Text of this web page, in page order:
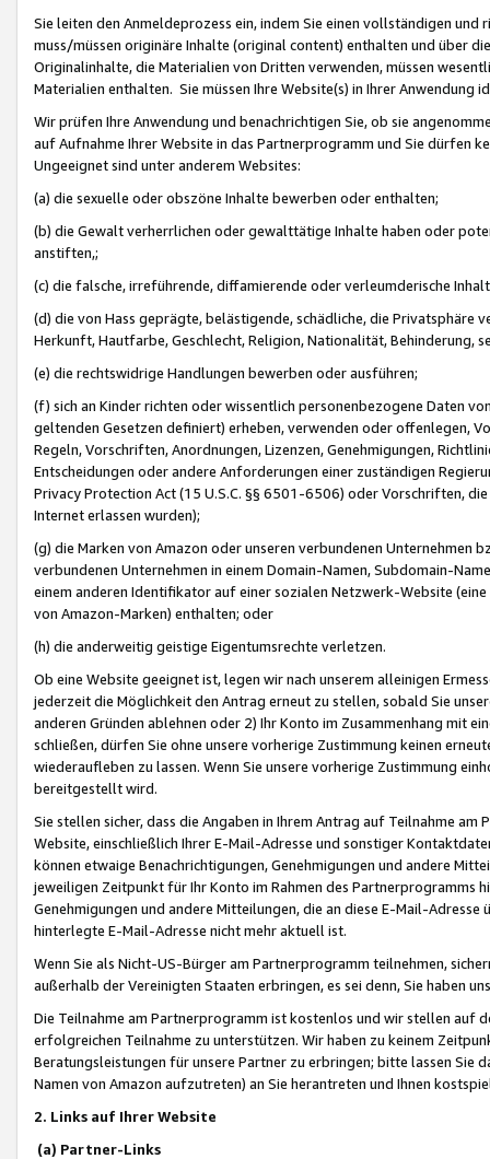
Sie leiten den Anmeldeprozess ein, indem Sie einen vollständigen
muss/müssen originäre Inhalte (original content) enthalten und über
Originalinhalte, die Materialien von Dritten verwenden, müssen
Materialien enthalten. Sie müssen Ihre Website(s) in Ihrer Anwendung
Wir prüfen Ihre Anwendung und benachrichtigen Sie, ob sie
auf Aufnahme Ihrer Website in das Partnerprogramm und Sie dürfen
Ungeeignet sind unter anderem Websites:
(a) die sexuelle oder obszöne Inhalte bewerben oder enthalten;
(b) die Gewalt verherrlichen oder gewalttätige Inhalte haben oder
anstiften,;
(c) die falsche, irreführende, diffamierende oder verleumderische
(d) die von Hass geprägte, belästigende, schädliche, die Privatsphäre
Herkunft, Hautfarbe, Geschlecht, Religion, Nationalität, Behinderung,
(e) die rechtswidrige Handlungen bewerben oder ausführen;
(f) sich an Kinder richten oder wissentlich personenbezogene Daten
geltenden Gesetzen definiert) erheben, verwenden oder offenlegen,
Regeln, Vorschriften, Anordnungen, Lizenzen, Genehmigungen,
Entscheidungen oder andere Anforderungen einer zuständigen
Privacy Protection Act (15 U.S.C. §§ 6501-6506) oder Vorschriften,
Internet erlassen wurden);
(g) die Marken von Amazon oder unseren verbundenen Unternehmen
verbundenen Unternehmen in einem Domain-Namen, Subdomain-
einem anderen Identifikator auf einer sozialen Netzwerk-Website
von Amazon-Marken) enthalten; oder
(h) die anderweitig geistige Eigentumsrechte verletzen.
Ob eine Website geeignet ist, legen wir nach unserem alleinigen
jederzeit die Möglichkeit den Antrag erneut zu stellen, sobald Sie
anderen Gründen ablehnen oder 2) Ihr Konto im Zusammenhang mit
schließen, dürfen Sie ohne unsere vorherige Zustimmung keinen
wiederaufleben zu lassen. Wenn Sie unsere vorherige Zustimmung
bereitgestellt wird.
Sie stellen sicher, dass die Angaben in Ihrem Antrag auf Teilnahme
Website, einschließlich Ihrer E-Mail-Adresse und sonstiger
können etwaige Benachrichtigungen, Genehmigungen und andere
jeweiligen Zeitpunkt für Ihr Konto im Rahmen des Partnerprogramms
Genehmigungen und andere Mitteilungen, die an diese E-Mail-
hinterlegte E-Mail-Adresse nicht mehr aktuell ist.
Wenn Sie als Nicht-US-Bürger am Partnerprogramm teilnehmen,
außerhalb der Vereinigten Staaten erbringen, es sei denn, Sie haben
Die Teilnahme am Partnerprogramm ist kostenlos und wir stellen auf
erfolgreichen Teilnahme zu unterstützen. Wir haben zu keinem
Beratungsleistungen für unsere Partner zu erbringen; bitte lassen Sie
Namen von Amazon aufzutreten) an Sie herantreten und Ihnen
2. Links auf Ihrer Website
(a) Partner-Links